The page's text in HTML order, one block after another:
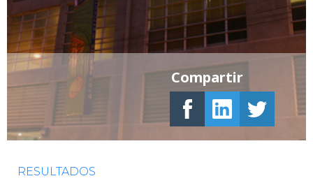
RESULTADOS
Compartir